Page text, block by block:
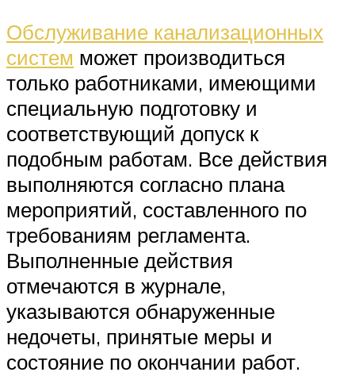
Обслуживание канализационных
систем может производиться
только работниками, имеющими
специальную подготовку и
соответствующий допуск к
подобным работам. Все действия
выполняются согласно плана
мероприятий, составленного по
требованиям регламента.
Выполненные действия
отмечаются в журнале,
указываются обнаруженные
недочеты, принятые меры и
состояние по окончании работ.